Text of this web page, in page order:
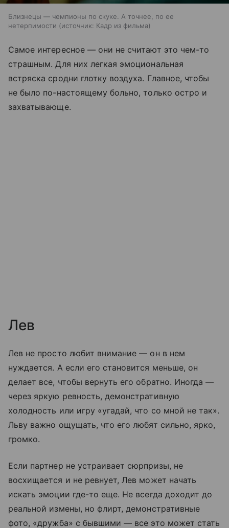
Близнецы — чемпионы по скуке. А точнее, по ее
нетерпимости
источник: Кадр из фильма
Самое интересное — они не считают это чем-то
страшным. Для них легкая эмоциональная
встряска сродни глотку воздуха. Главное, чтобы
не было по-настоящему больно, только остро и
захватывающе.
Лев
Лев не просто любит внимание — он в нем
нуждается. А если его становится меньше, он
делает все, чтобы вернуть его обратно. Иногда —
через яркую ревность, демонстративную
холодность или игру «угадай, что со мной не так».
Льву важно ощущать, что его любят сильно, ярко,
громко.
Если партнер не устраивает сюрпризы, не
восхищается и не ревнует, Лев может начать
искать эмоции где-то еще. Не всегда доходит до
реальной измены, но флирт, демонстративные
фото, «дружба» с бывшими — все это может стать